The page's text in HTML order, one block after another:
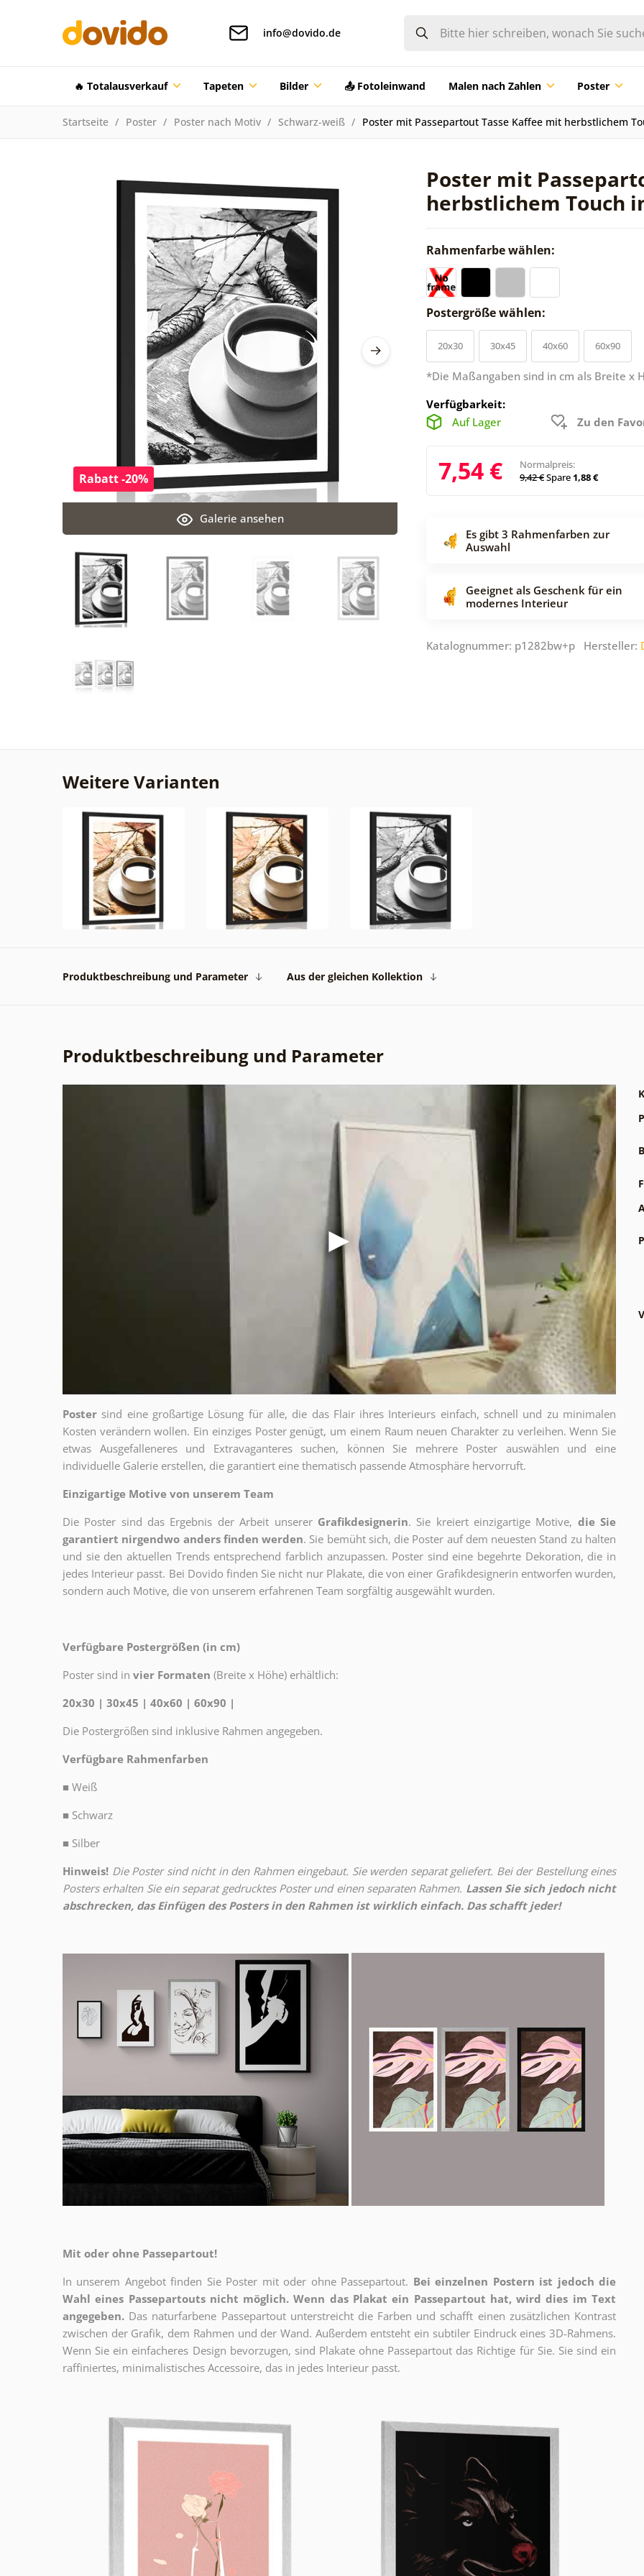
info@dovido.de
🔥 Totalausverkauf Tapeten Bilder 📤 Fotoleinwand Malen nach Zahlen Poster
Startseite Poster Poster nach Motiv Schwarz-weiß Poster mit Passepartout Tasse Kaffee mit herbstlichem
Poster mit
herbstlichem Touch
Galerie ansehen
Rabatt -20%
Rahmenfarbe wählen:
Postergröße wählen:
20x30 30x45 40x60 60x90
*Die Maßangaben sind in cm als Breite x
Verfügbarkeit:
Auf Lager
Zu den
7,54 €
Normalpreis:
9,42 €Spare 1,88 €
Es gibt 3 Rahmenfarben zur
Auswahl
Geeignet als Geschenk für ein
modernes Interieur
Katalognummer: p1282bw+p Hersteller:
Weitere Varianten
Produktbeschreibung und Parameter Aus der gleichen Kollektion
Produktbeschreibung und Parameter
Poster sind eine großartige Lösung für alle, die das Flair ihres Interieurs einfach, schnell und zu minimalen
Kosten verändern wollen. Ein einziges Poster genügt, um einem Raum neuen Charakter zu verleihen. Wenn Sie
etwas Ausgefalleneres und Extravaganteres suchen, können Sie mehrere Poster auswählen und eine
individuelle Galerie erstellen, die garantiert eine thematisch passende Atmosphäre hervorruft.
Einzigartige Motive von unserem Team
Die Poster sind das Ergebnis der Arbeit unserer Grafikdesignerin. Sie kreiert einzigartige Motive, die Sie
garantiert nirgendwo anders finden werden. Sie bemüht sich, die Poster auf dem neuesten Stand zu halten
und sie den aktuellen Trends entsprechend farblich anzupassen. Poster sind eine begehrte Dekoration, die in
jedes Interieur passt. Bei Dovido finden Sie nicht nur Plakate, die von einer Grafikdesignerin entworfen wurden,
sondern auch Motive, die von unserem erfahrenen Team sorgfältig ausgewählt wurden.
Verfügbare Postergrößen (in cm)
Poster sind in vier Formaten (Breite x Höhe) erhältlich:
20x30 | 30x45 | 40x60 | 60x90 |
Die Postergrößen sind inklusive Rahmen angegeben.
Verfügbare Rahmenfarben
■ Weiß
■ Schwarz
■ Silber
Hinweis! Die Poster sind nicht in den Rahmen eingebaut. Sie werden separat geliefert. Bei der Bestellung eines
Posters erhalten Sie ein separat gedrucktes Poster und einen separaten Rahmen. Lassen Sie sich jedoch nicht
abschrecken, das Einfügen des Posters in den Rahmen ist wirklich einfach. Das schafft jeder!
Mit oder ohne Passepartout!
In unserem Angebot finden Sie Poster mit oder ohne Passepartout. Bei einzelnen Postern ist jedoch die
Wahl eines Passepartouts nicht möglich. Wenn das Plakat ein Passepartout hat, wird dies im Text
angegeben. Das naturfarbene Passepartout unterstreicht die Farben und schafft einen zusätzlichen Kontrast
zwischen der Grafik, dem Rahmen und der Wand. Außerdem entsteht ein subtiler Eindruck eines 3D-Rahmens.
Wenn Sie ein einfacheres Design bevorzugen, sind Plakate ohne Passepartout das Richtige für Sie. Sie sind ein
raffiniertes, minimalistisches Accessoire, das in jedes Interieur passt.